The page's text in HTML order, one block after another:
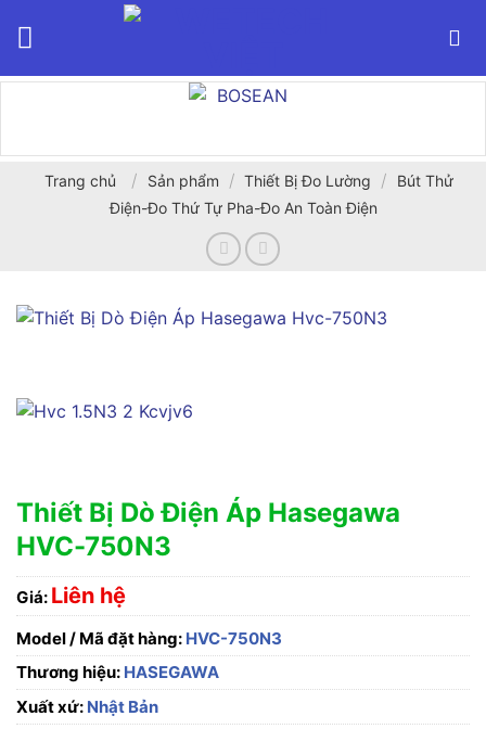
Trang chủ / Sản phẩm / Thiết Bị Đo Lường /
Bút Thử
Điện-Đo Thứ Tự Pha-Đo An Toàn Điện
Thiết Bị Dò Điện Áp Hasegawa
HVC-750N3
Giá: Liên hệ
Model / Mã đặt hàng: HVC-750N3
Thương hiệu: HASEGAWA
Xuất xứ: Nhật Bản